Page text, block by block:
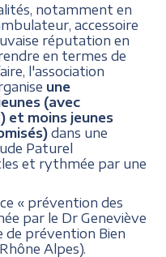
notamment en
accessoire
réputation en
en termes de
l'association
une
(avec
moins jeunes
dans une
Paturel
et rythmée par une
« prévention des
par le Dr Geneviève
de prévention Bien
Alpes).